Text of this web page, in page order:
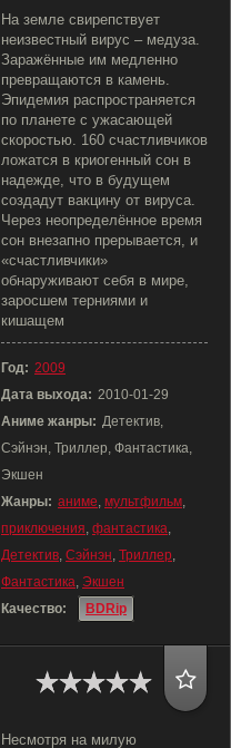
На земле свирепствует
неизвестный вирус – медуза.
Заражённые им медленно
превращаются в камень.
Эпидемия распространяется
по планете с ужасающей
скоростью. 160 счастливчиков
ложатся в криогенный сон в
надежде, что в будущем
создадут вакцину от вируса.
Через неопределённое время
сон внезапно прерывается, и
«счастливчики»
обнаруживают себя в мире,
заросшем терниями и
кишащем
Год: 2009
Дата выхода: 2010-01-29
Аниме жанры: Детектив,
Сэйнэн, Триллер, Фантастика,
Экшен
Жанры: аниме, мультфильм,
приключения, фантастика,
Детектив, Сэйнэн, Триллер,
Фантастика, Экшен
Качество:
BDRip
Несмотря на милую